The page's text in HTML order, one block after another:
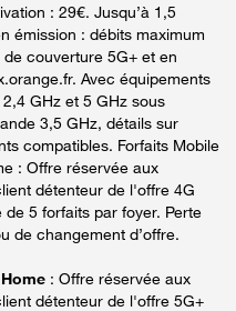
: 29€. Jusqu’à 1,5
émission : débits maximum
couverture 5G+ et en
Avec équipements
GHz et 5 GHz sous
3,5 GHz, détails sur
compatibles. Forfaits Mobile
: Offre réservée aux
détenteur de l'offre 4G
5 forfaits par foyer. Perte
de changement d’offre.
: Offre réservée aux
détenteur de l'offre 5G+